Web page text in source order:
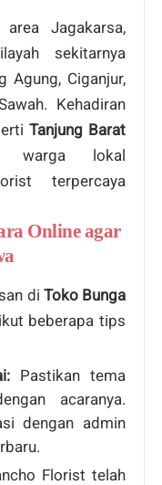
Jagakarsa,
sekitarnya
Agung, Ciganjur,
Kehadiran
Tanjung Barat
warga lokal
terpercaya
Online agar
di Toko Bunga
beberapa tips
Pastikan tema
acaranya.
dengan admin
Florist telah